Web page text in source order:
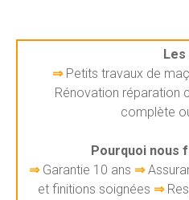
Les
⇒ Petits travaux de
Rénovation réparation
complète
Pourquoi nous
⇒ Garantie 10 ans ⇒
et finitions soignées ⇒